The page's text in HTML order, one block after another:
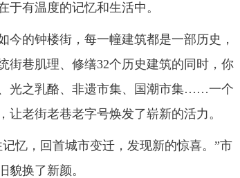
有温度的记忆和生活中。
的钟楼街，每一幢建筑都是一部历史，
街巷肌理、修缮32个历史建筑的同时，你
光之乳酪、非遗市集、国潮市集……一个
老街老巷老字号焕发了崭新的活力。
，回首城市变迁，发现新的惊喜。”市
貌换了新颜。